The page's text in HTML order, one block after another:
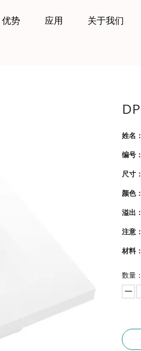
优势 应用 关于我们
姓名
编号：
尺寸
颜色：
溢出
注意
材料
数量：